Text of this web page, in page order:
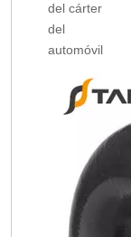
del cárter
del
automóvil